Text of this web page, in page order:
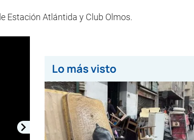
Estación Atlántida y Club Olmos.
Lo más visto